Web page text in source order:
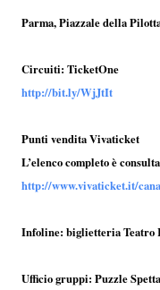
Parma, Piazzale della
Circuiti: TicketOne
http://bit.ly/WjJtIt
Punti vendita Vivaticket
L’elenco completo è
http://www.vivaticket.it/
Infoline: biglietteria Teatro
Ufficio gruppi: Puzzle